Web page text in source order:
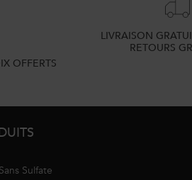
OFFERTS
LIVRAISON
RETOURS
Sulfate